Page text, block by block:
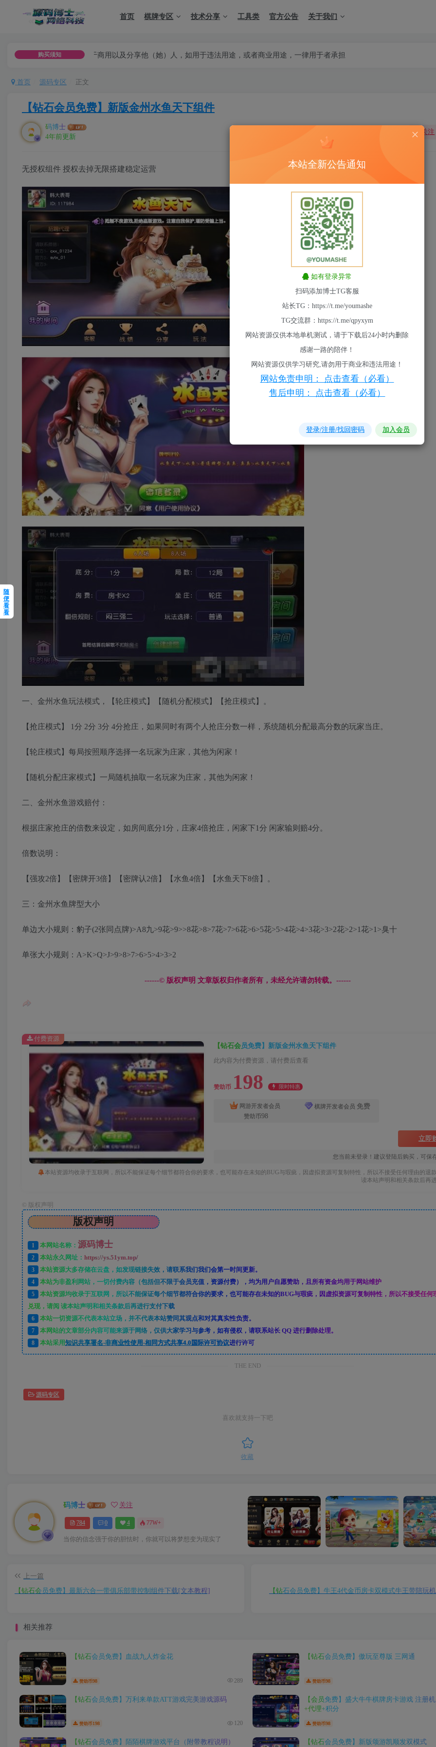
首页 棋牌专区 技术分享 工具类 官方公告 关于我们
购买须知
试，不可用于商用以及分享他（她）人，如用于违法用途，或者商业用途，一律用于者承担
首页 源码专区 正文
【钻石会员免费】新版金州水鱼天下组件
码博士
4年前更新
关注
无授权组件 授权去掉无限搭建稳定运营
一、金州水鱼玩法模式，【轮庄模式】【随机分配模式】【抢庄模式】。
【抢庄模式】 1分 2分 3分 4分抢庄，如果同时有两个人抢庄分数一样，系统随机分配最高分数的玩家当庄。
【轮庄模式】每局按照顺序选择一名玩家为庄家，其他为闲家！
【随机分配庄家模式】一局随机抽取一名玩家为庄家，其他为闲家！
二、金州水鱼游戏赔付：
根据庄家抢庄的倍数来设定，如房间底分1分，庄家4倍抢庄，闲家下1分 闲家输则赔4分。
倍数说明：
【强攻2倍】【密牌开3倍】【密牌认2倍】【水鱼4倍】【水鱼天下8倍】。
三：金州水鱼牌型大小
单边大小规则：豹子(2张同点牌)>A8九>9花>9>>8花>8>7花>7>6花>6>5花>5>4花>4>3花>3>2花>2>1花>1>臭十
单张大小规则：A>K>Q>J>9>8>7>6>5>4>3>2
------© 版权声明 文章版权归作者所有，未经允许请勿转载。------
【钻石会员免费】新版金州水鱼天下组件
此内容为付费资源，请付费后查看
赞助币 198 限时特惠
网游开发者会员
赞助币98
棋牌开发者会员 免费
立即
您当前未登录！建议登陆后购买，可保
本站资源均收录于互联网，所以不能保证每个细节都符合你的要求，也可能存在未知的BUG与瑕疵，因虚拟资源可复制特性，所以不接受任何理由的退
读本站声明和相关条款后再
付费资源
版权声明
版权声明
1 本网站名称： 源码博士
2 本站永久网址： https://ys.51ym.top/
3
本站资源大多存储在云盘，如发现链接失效，请联系我们我们会第一时间更新。
4
本站为非盈利网站，一切付费内容（包括但不限于会员充值，资源付费），均为用户自愿赞助，且所有资金均用于网站维护
5
本站资源均收录于互联网，所以不能保证每个细节都符合你的要求，也可能存在未知的BUG与瑕疵，因虚拟资源可复制特性，所以不接受任何
兑现，请阅 读本站声明和相关条款后再进行支付下载
6
本站一切资源不代表本站立场，并不代表本站赞同其观点和对其真实性负责。
7
本网站的文章部分内容可能来源于网络，仅供大家学习与参考，如有侵权，请联系站长 QQ 进行删除处理。
8
本站采用知识共享署名-非商业性使用-相同方式共享4.0国际许可协议进行许可
THE END
源码专区
喜欢就支持一下吧
收藏
码博士 关注
784 0 4 77W+
当你的信念强于你的胆怯时，你就可以将梦想变为现实了 【注册会员免费】视讯APP平台完整版 【钻石会员免费】最新更新七星娱乐六地方玩法源码 200个子游戏
上一篇
【钻石会员免费】最新六合一带俱乐部带控制组件下载[文本教程]
【钻石会员免费】牛王4代金币房卡双模式牛王带陪玩
相关推荐
【钻石会员免费】血战九人炸金花
赞助币98 289
【钻石会员免费】傲玩至尊版 三网通
赞助币98
【钻石会员免费】万利来单款ATT游戏完美游戏源码
赞助币 198 120
【会员免费】盛大牛牛棋牌房卡游戏 注册
+代理+积分
赞助币98
【钻石会员免费】陌陌棋牌游戏平台（附带教程说明） 【钻石会员免费】新版颂游凯顺发双模式
随
便
看
看
本站全新公告通知
如有登录异常
扫码添加博士TG客服
站长TG：https://t.me/youmashe
TG交流群：https://t.me/qpyxym
网站资源仅供本地单机测试，请于下载后24小时内删除
感谢一路的陪伴！
网站资源仅供学习研究,请勿用于商业和违法用途！
网站免责申明： 点击查看（必看）
售后申明： 点击查看（必看）
登录/注册/找回密码 加入会员